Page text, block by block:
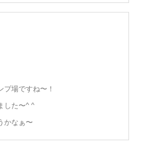
場ですね〜！
した〜^ ^
かなぁ〜